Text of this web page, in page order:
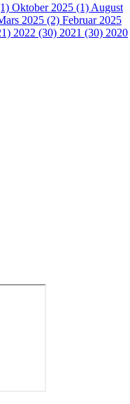
Oktober 2025 (1) August
2025 (2) Februar 2025
2022 (30) 2021 (30) 2020